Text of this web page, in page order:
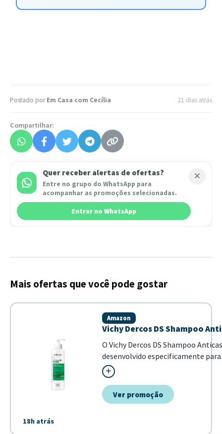
Postado porEm Casa com Cecília 21 dias atrás
Compartilhar:
Quer receber alertas de ofertas?
Entre no grupo do WhatsApp para
acompanhar as promoções selecionadas.
Entrar no WhatsApp
Mais ofertas que você pode gostar
18h atrás
Vichy Dercos DS Shampoo
Amazon
O Vichy Dercos DS Shampoo
desenvolvido especificamente
fórmula com Selênio DS e ácido
os cabelo...
Ver promoção